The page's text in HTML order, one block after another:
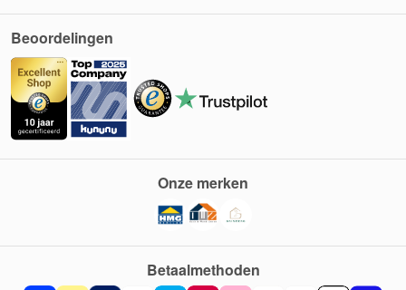
Beoordelingen
Betaalmethoden
Onze merken